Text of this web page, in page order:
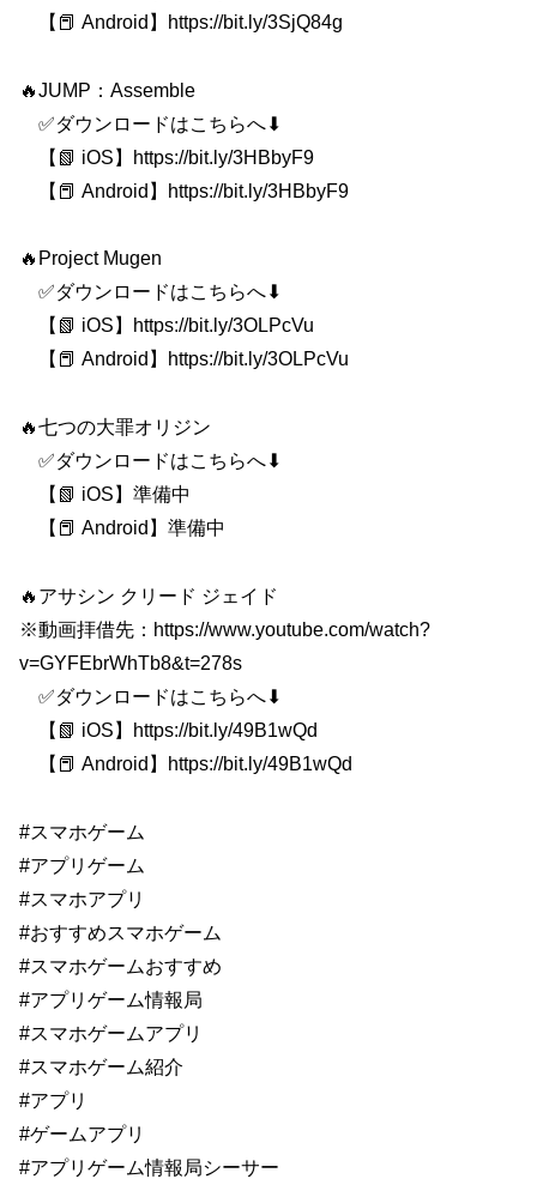
【📕 Android】https://bit.ly/3SjQ84g
🔥JUMP：Assemble
✅ダウンロードはこちらへ⬇
【📗 iOS】https://bit.ly/3HBbyF9
【📕 Android】https://bit.ly/3HBbyF9
🔥Project Mugen
✅ダウンロードはこちらへ⬇
【📗 iOS】https://bit.ly/3OLPcVu
【📕 Android】https://bit.ly/3OLPcVu
🔥七つの大罪オリジン
✅ダウンロードはこちらへ⬇
【📗 iOS】準備中
【📕 Android】準備中
🔥アサシン クリード ジェイド
※動画拝借先：https://www.youtube.com/watch?
v=GYFEbrWhTb8&t=278s
✅ダウンロードはこちらへ⬇
【📗 iOS】https://bit.ly/49B1wQd
【📕 Android】https://bit.ly/49B1wQd
#スマホゲーム
#アプリゲーム
#スマホアプリ
#おすすめスマホゲーム
#スマホゲームおすすめ
#アプリゲーム情報局
#スマホゲームアプリ
#スマホゲーム紹介
#アプリ
#ゲームアプリ
#アプリゲーム情報局シーサー